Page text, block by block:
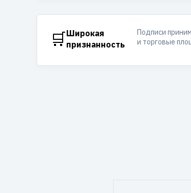
🛒Широкая
признанность
Подписи
и торговые